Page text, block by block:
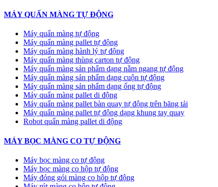
MÁY QUẤN MÀNG TỰ ĐỘNG
Máy quấn màng tự động
​Máy quấn màng pallet tự động
Máy quấn màng hành lý tự động
Máy quấn màng thùng carton tự động
Máy quấn màng sản phẩm dạng nằm ngang tự động
Máy quấn màng sản phẩm dạng cuộn tự động
Máy quấn màng sản phẩm dạng ống tự động
Máy quấn màng pallet di động
Máy quấn màng pallet bàn quay tự động trên băng tải
Máy quấn màng pallet tự động dạng khung tay quay
Robot quấn màng pallet di động
MÁY BỌC MÀNG CO TỰ ĐỘNG
Máy bọc màng co tự động
Máy bọc màng co hộp tự động
Máy đóng gói màng co hộp tự động